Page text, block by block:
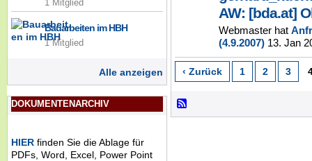
1 Mitglied
Bauarbeiten im HBH
1 Mitglied
Alle anzeigen
DOKUMENTENARCHIV
HIER finden Sie die Ablage für
PDFs, Word, Excel, Power Point
AW: [bda.at]
Webmaster hat
(4.9.2007) 13. Jan
‹ Zurück 1 2 3